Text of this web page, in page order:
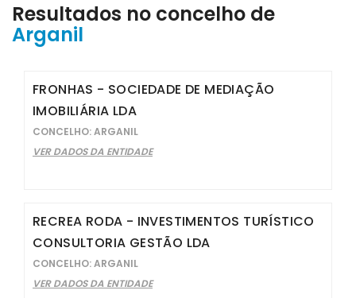
Resultados no concelho de
Arganil
FRONHAS - SOCIEDADE DE MEDIAÇÃO
IMOBILIÁRIA LDA
CONCELHO: ARGANIL
VER DADOS DA ENTIDADE
RECREA RODA - INVESTIMENTOS TURÍSTICO
CONSULTORIA GESTÃO LDA
CONCELHO: ARGANIL
VER DADOS DA ENTIDADE